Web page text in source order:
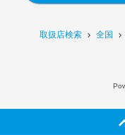
取扱店検索 全国